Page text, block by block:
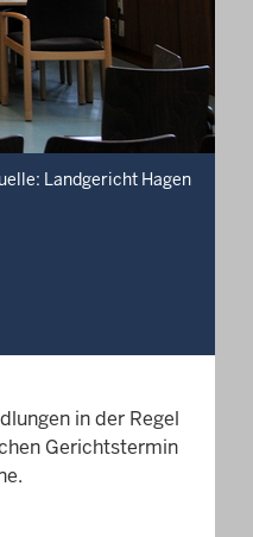
Landgericht Hagen
in der Regel
Gerichtstermin